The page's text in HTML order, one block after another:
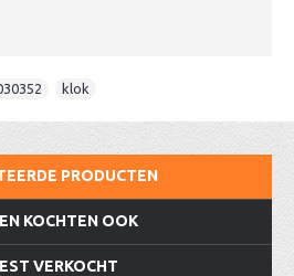
klok
PRODUCTEN
KOCHTEN OOK
VERKOCHT